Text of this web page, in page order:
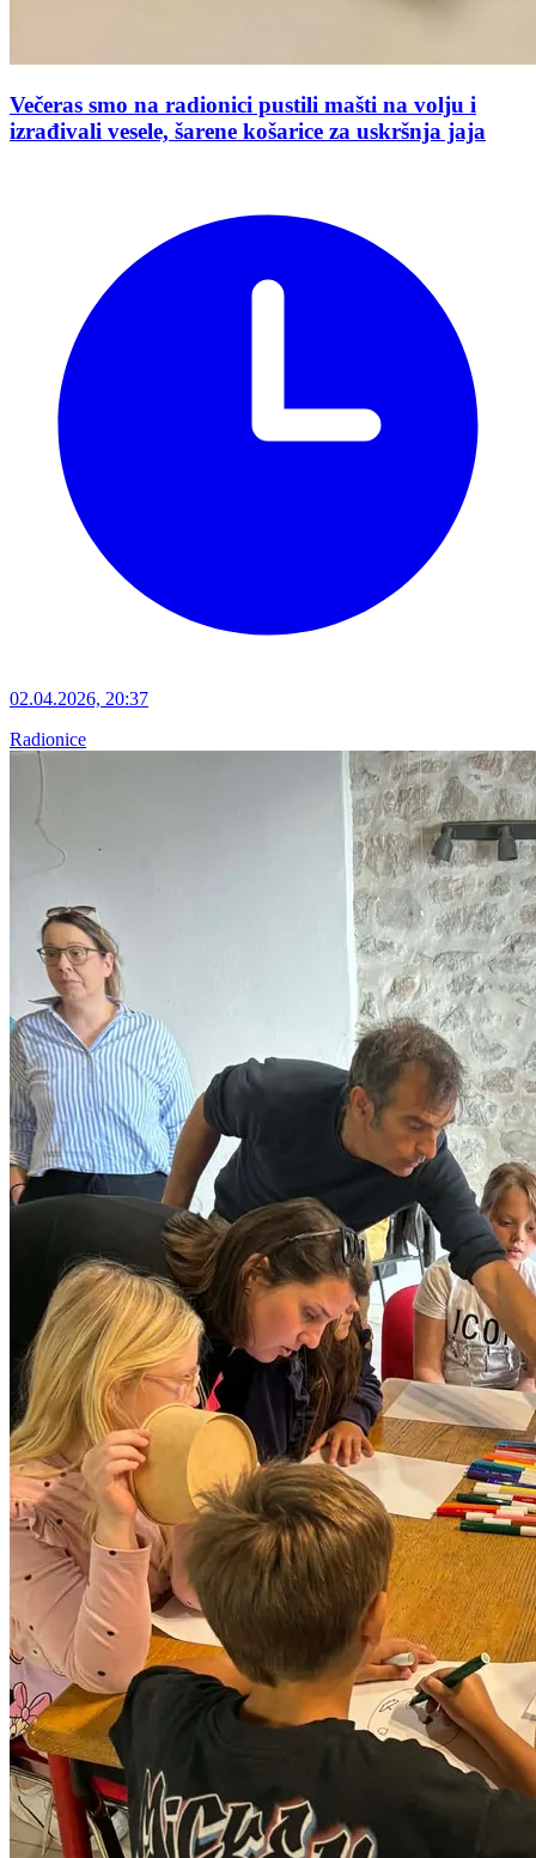
Večeras smo na radionici pustili mašti na volju i
izrađivali vesele, šarene košarice za uskršnja jaja
02.04.2026, 20:37
Radionice